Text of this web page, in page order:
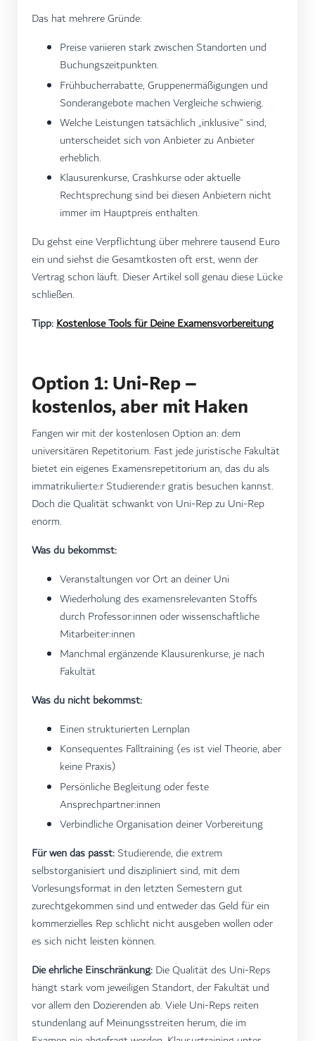
Das hat mehrere Gründe:
Preise variieren stark zwischen Standorten und
Buchungszeitpunkten.
Frühbucherrabatte, Gruppenermäßigungen und
Sonderangebote machen Vergleiche schwierig.
Welche Leistungen tatsächlich „inklusive" sind,
unterscheidet sich von Anbieter zu Anbieter
erheblich.
Klausurenkurse, Crashkurse oder aktuelle
Rechtsprechung sind bei diesen Anbietern nicht
immer im Hauptpreis enthalten.
Du gehst eine Verpflichtung über mehrere tausend Euro
ein und siehst die Gesamtkosten oft erst, wenn der
Vertrag schon läuft. Dieser Artikel soll genau diese Lücke
schließen.
Tipp:Kostenlose Tools für Deine Examensvorbereitung
Option 1: Uni-Rep –
kostenlos, aber mit Haken
Fangen wir mit der kostenlosen Option an: dem
universitären Repetitorium. Fast jede juristische Fakultät
bietet ein eigenes Examensrepetitorium an, das du als
immatrikulierte:r Studierende:r gratis besuchen kannst.
Doch die Qualität schwankt von Uni-Rep zu Uni-Rep
enorm.
Was du bekommst:
Veranstaltungen vor Ort an deiner Uni
Wiederholung des examensrelevanten Stoffs
durch Professor:innen oder wissenschaftliche
Mitarbeiter:innen
Manchmal ergänzende Klausurenkurse, je nach
Fakultät
Was du nicht bekommst:
Einen strukturierten Lernplan
Konsequentes Falltraining (es ist viel Theorie, aber
keine Praxis)
Persönliche Begleitung oder feste
Ansprechpartner:innen
Verbindliche Organisation deiner Vorbereitung
Für wen das passt:Studierende, die extrem
selbstorganisiert und diszipliniert sind, mit dem
Vorlesungsformat in den letzten Semestern gut
zurechtgekommen sind und entweder das Geld für ein
kommerzielles Rep schlicht nicht ausgeben wollen oder
es sich nicht leisten können.
Die ehrliche Einschränkung: Die Qualität des Uni-Reps
hängt stark vom jeweiligen Standort, der Fakultät und
vor allem den Dozierenden ab. Viele Uni-Reps reiten
stundenlang auf Meinungsstreiten herum, die im